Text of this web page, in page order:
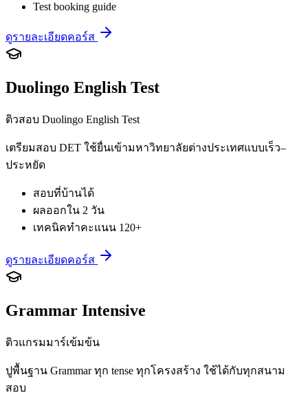
Test booking guide
ดูรายละเอียดคอร์ส
Duolingo English Test
ติวสอบ Duolingo English Test
เตรียมสอบ DET ใช้ยื่นเข้ามหาวิทยาลัยต่างประเทศแบบเร็ว–
ประหยัด
สอบที่บ้านได้
ผลออกใน 2 วัน
เทคนิคทำคะแนน 120+
ดูรายละเอียดคอร์ส
Grammar Intensive
ติวแกรมมาร์เข้มข้น
ปูพื้นฐาน Grammar ทุก tense ทุกโครงสร้าง ใช้ได้กับทุกสนาม
สอบ